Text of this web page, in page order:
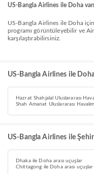
US-Bangla Airlines ile Doha
US-Bangla Airlines ile Doha için en geç uçuş 20:25 saatinde kalkar. Bu
programı görüntüleyebilir ve
karşılaştırabilirsiniz.
US-Bangla Airlines ile
Hazrat Shahjalal Uluslararası
Shah Amanat Uluslararası
US-Bangla Airlines ile
Dhaka ile Doha arası uçuşlar
Chittagong ile Doha arası uçuşlar